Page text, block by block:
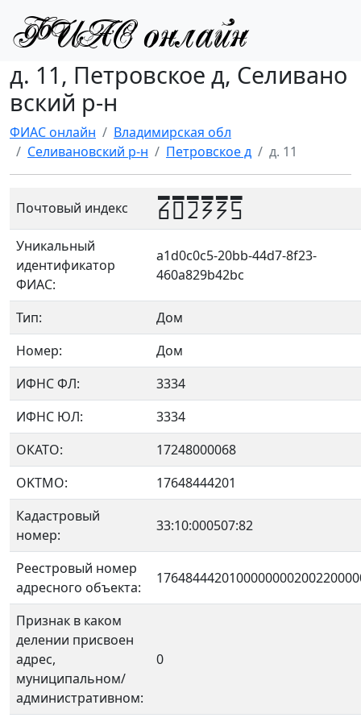
д. 11, Петровское д, Селивано
вский р-н
ФИАС онлайн
Владимирская обл
Селивановский р-н
Петровское д д. 11
Почтовый индекс 602335
Уникальный
идентификатор
ФИАС:
a1d0c0c5-20bb-44d7-8f23-
460a829b42bc
Тип:
Дом
Номер:
Дом
ИФНС ФЛ:
3334
ИФНС ЮЛ:
3334
ОКАТО:
17248000068
OKTMO:
17648444201
Кадастровый
номер:
33:10:000507:82
Реестровый номер
адресного объекта:
Признак в каком
делении присвоен
адрес,
муниципальном/
административном:
0